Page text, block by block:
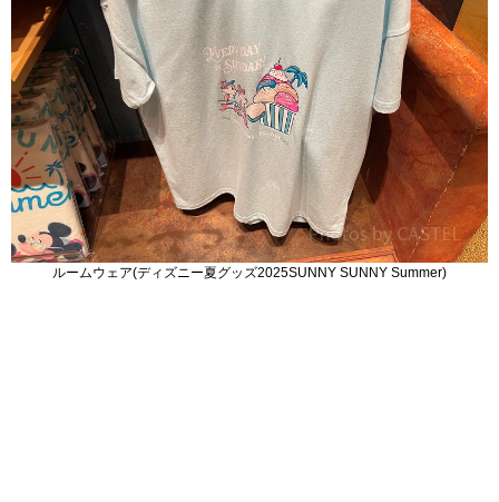
ルームウェア(ディズニー夏グッズ2025SUNNY SUNNY Summer)